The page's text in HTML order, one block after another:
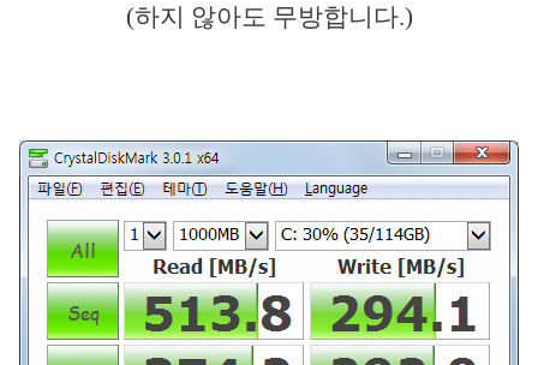
(하지 않아도 무방합니다.)